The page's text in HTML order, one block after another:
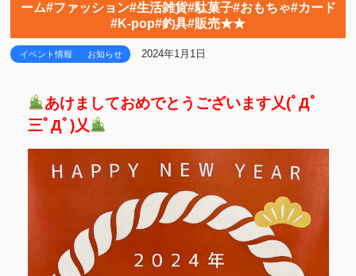
ーム#ファッション#生活雑貨#駄菓子#おもちゃ#カード
#K-pop#釣具#販売★★
イベント情報 お知らせ 2024年1月1日
あけましておめでとうございます乂(ﾟДﾟ
三ﾟДﾟ)乂